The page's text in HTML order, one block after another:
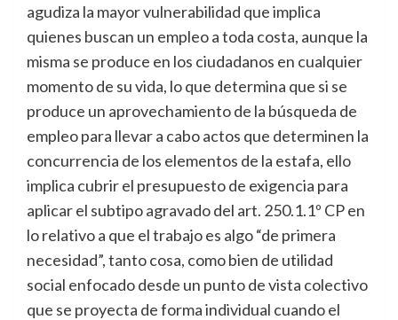
agudiza la mayor vulnerabilidad que implica
quienes buscan un empleo a toda costa, aunque la
misma se produce en los ciudadanos en cualquier
momento de su vida, lo que determina que si se
produce un aprovechamiento de la búsqueda de
empleo para llevar a cabo actos que determinen la
concurrencia de los elementos de la estafa, ello
implica cubrir el presupuesto de exigencia para
aplicar el subtipo agravado del art. 250.1.1º CP en
lo relativo a que el trabajo es algo “de primera
necesidad”, tanto cosa, como bien de utilidad
social enfocado desde un punto de vista colectivo
que se proyecta de forma individual cuando el